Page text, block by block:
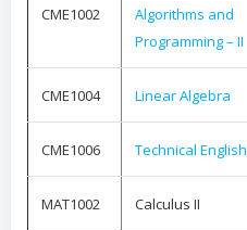
CME1002
Algorithms and
Programming – II
CME1004 Linear Algebra
CME1006 Technical English
MAT1002 Calculus II